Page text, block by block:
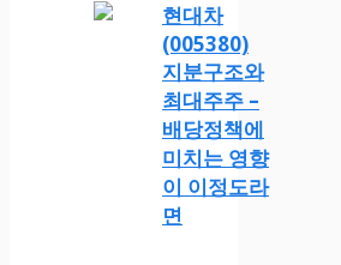
현대차
(005380)
지분구조와
최대주주 –
배당정책에
미치는 영향
이 이정도라
면